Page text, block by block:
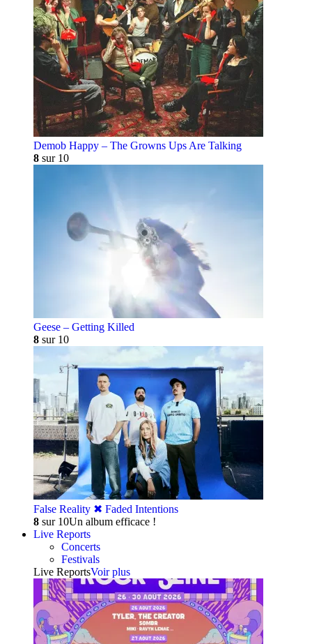
Demob Happy – The Growns Ups Are Talking
8 sur 10
Geese – Getting Killed
8 sur 10
False Reality ✖︎ Faded Intentions
8 sur 10Un album efficace !
Live Reports
Concerts
Festivals
Live ReportsVoir plus